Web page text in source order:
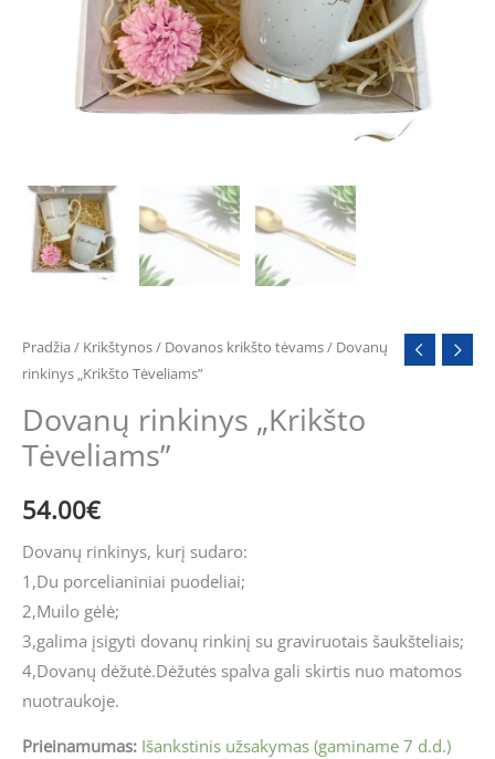
Pradžia / Krikštynos/ Dovanos krikšto tėvams/ Dovanų
rinkinys „Krikšto Tėveliams”
Dovanų rinkinys „Krikšto
Tėveliams”
54.00€
Dovanų rinkinys, kurį sudaro:
1,Du porcelianiniai puodeliai;
2,Muilo gėlė;
3,galima įsigyti dovanų rinkinį su graviruotais šaukšteliais;
4,Dovanų dėžutė.Dėžutės spalva gali skirtis nuo matomos
nuotraukoje.
Prieinamumas: Išankstinis užsakymas (gaminame 7 d.d.)